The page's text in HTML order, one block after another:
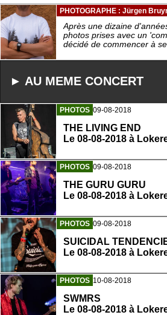
PHOTOGRAPHE : Jürgen
Après une dizaine
photos prises avec un
décidé de commencer à
► AU MEME CONCERT
PHOTOS 09-08-2018
THE LIVING END
Le 08-08-2018 à
PHOTOS 09-08-2018
THE GURU GURU
Le 08-08-2018 à
PHOTOS 09-08-2018
SUICIDAL
Le 08-08-2018 à
PHOTOS 10-08-2018
SWMRS
Le 08-08-2018 à